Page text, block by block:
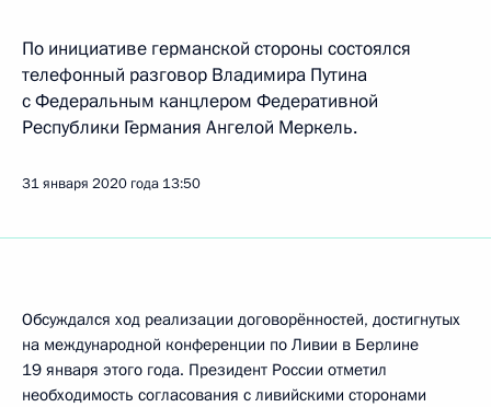
По инициативе германской стороны состоялся
телефонный разговор Владимира Путина
с Федеральным канцлером Федеративной
Республики Германия Ангелой Меркель.
31 января 2020 года 13:50
Обсуждался ход реализации договорённостей, достигнутых
на международной конференции по Ливии в Берлине
19 января этого года. Президент России отметил
необходимость согласования с ливийскими сторонами